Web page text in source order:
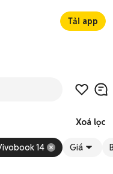
Tải app
Xoá lọc
14 Giá